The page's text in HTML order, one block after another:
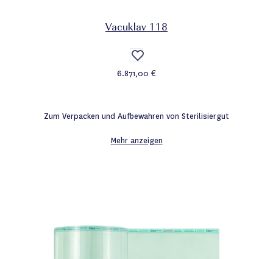
Vacuklav 118
Auf
die
Wunschliste
6.871,00 €
Zum Verpacken und Aufbewahren von Sterilisiergut
Mehr anzeigen